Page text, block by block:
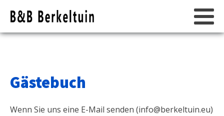
Gästebuch
Wenn Sie uns eine E-Mail senden (info@berkeltuin.eu)